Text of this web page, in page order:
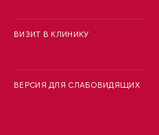
ВИЗИТ В КЛИНИКУ
ВЕРСИЯ ДЛЯ СЛАБОВИДЯЩИХ